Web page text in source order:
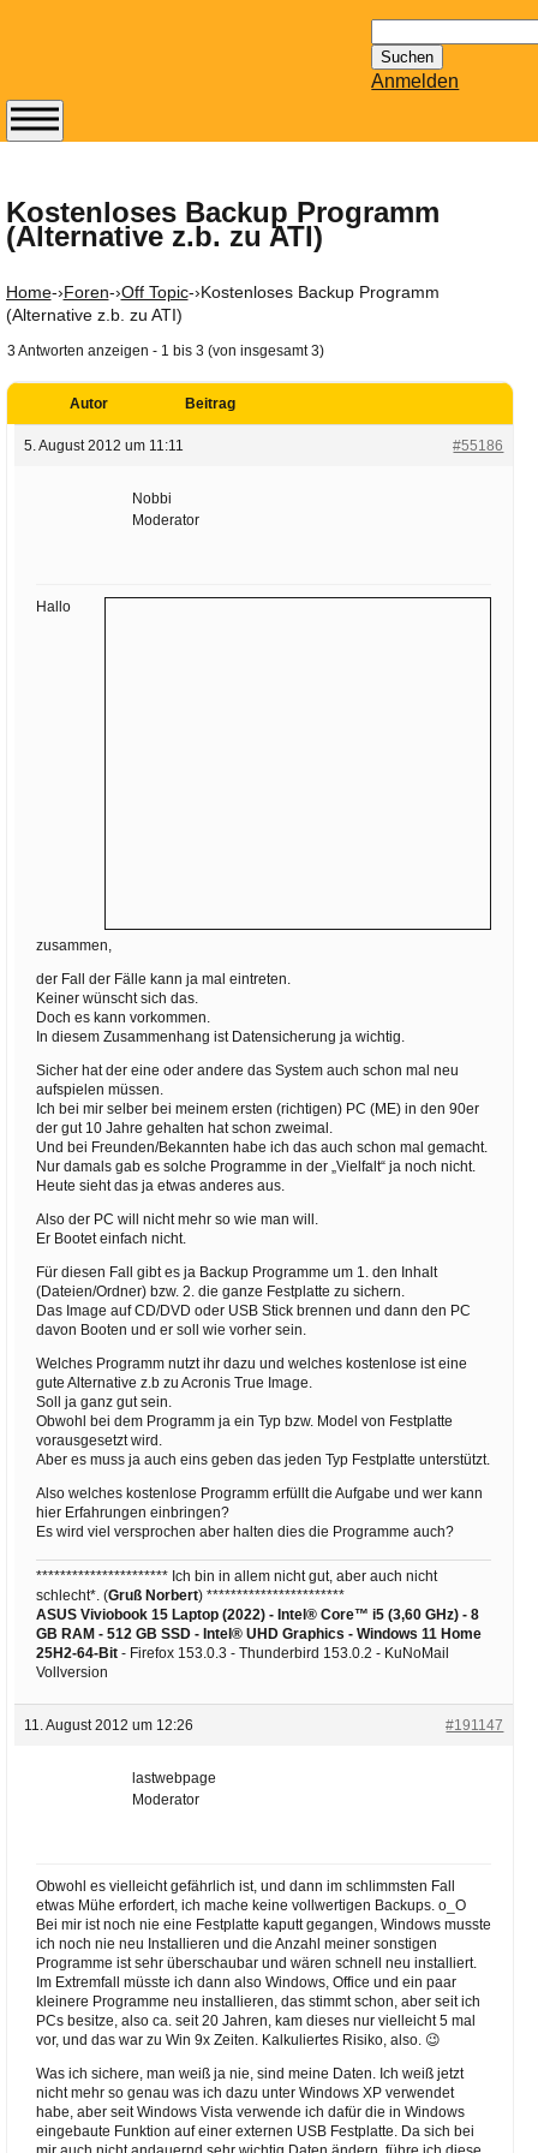
nach:
Anmelden
Kostenloses Backup Programm
(Alternative z.b. zu ATI)
Home-›Foren-›Off Topic-›Kostenloses Backup Programm
(Alternative z.b. zu ATI)
3 Antworten anzeigen - 1 bis 3 (von insgesamt 3)
Autor Beitrag
5. August 2012 um 11:11 #55186
Nobbi
Moderator
Hallo
zusammen,
der Fall der Fälle kann ja mal eintreten.
Keiner wünscht sich das.
Doch es kann vorkommen.
In diesem Zusammenhang ist Datensicherung ja wichtig.
Sicher hat der eine oder andere das System auch schon mal neu
aufspielen müssen.
Ich bei mir selber bei meinem ersten (richtigen) PC (ME) in den 90er
der gut 10 Jahre gehalten hat schon zweimal.
Und bei Freunden/Bekannten habe ich das auch schon mal gemacht.
Nur damals gab es solche Programme in der „Vielfalt“ ja noch nicht.
Heute sieht das ja etwas anderes aus.
Also der PC will nicht mehr so wie man will.
Er Bootet einfach nicht.
Für diesen Fall gibt es ja Backup Programme um 1. den Inhalt
(Dateien/Ordner) bzw. 2. die ganze Festplatte zu sichern.
Das Image auf CD/DVD oder USB Stick brennen und dann den PC
davon Booten und er soll wie vorher sein.
Welches Programm nutzt ihr dazu und welches kostenlose ist eine
gute Alternative z.b zu Acronis True Image.
Soll ja ganz gut sein.
Obwohl bei dem Programm ja ein Typ bzw. Model von Festplatte
vorausgesetzt wird.
Aber es muss ja auch eins geben das jeden Typ Festplatte unterstützt.
Also welches kostenlose Programm erfüllt die Aufgabe und wer kann
hier Erfahrungen einbringen?
Es wird viel versprochen aber halten dies die Programme auch?
********************** Ich bin in allem nicht gut, aber auch nicht
schlecht*. (Gruß Norbert) ***********************
ASUS Viviobook 15 Laptop (2022) - Intel® Core™ i5 (3,60 GHz) - 8
GB RAM - 512 GB SSD - Intel® UHD Graphics - Windows 11 Home
25H2-64-Bit- Firefox 153.0.3 - Thunderbird 153.0.2 - KuNoMail
Vollversion
11. August 2012 um 12:26 #191147
lastwebpage
Moderator
Obwohl es vielleicht gefährlich ist, und dann im schlimmsten Fall
etwas Mühe erfordert, ich mache keine vollwertigen Backups. o_O
Bei mir ist noch nie eine Festplatte kaputt gegangen, Windows musste
ich noch nie neu Installieren und die Anzahl meiner sonstigen
Programme ist sehr überschaubar und wären schnell neu installiert.
Im Extremfall müsste ich dann also Windows, Office und ein paar
kleinere Programme neu installieren, das stimmt schon, aber seit ich
PCs besitze, also ca. seit 20 Jahren, kam dieses nur vielleicht 5 mal
vor, und das war zu Win 9x Zeiten. Kalkuliertes Risiko, also. 😉
Was ich sichere, man weiß ja nie, sind meine Daten. Ich weiß jetzt
nicht mehr so genau was ich dazu unter Windows XP verwendet
habe, aber seit Windows Vista verwende ich dafür die in Windows
eingebaute Funktion auf einer externen USB Festplatte. Da sich bei
Abonnieren Sie den
erscheinenden
Newsletter von
kostenlos.
Der ständig aktuelle
Tipps zu Thema
bereithält!
Wie z.B. Outlook,
GMail, Thunderbird
KuNoMail, usw.
E-Mail